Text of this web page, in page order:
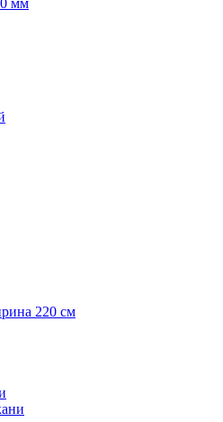
мм
220 см